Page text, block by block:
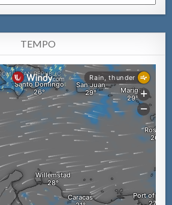
TEMPO